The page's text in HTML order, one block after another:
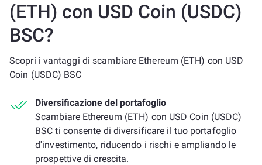
(ETH) con USD Coin (USDC)
BSC?
Scopri i vantaggi di scambiare Ethereum (ETH) con USD
Coin (USDC) BSC
Diversificazione del portafoglio
Scambiare Ethereum (ETH) con USD Coin (USDC)
BSC ti consente di diversificare il tuo portafoglio
d'investimento, riducendo i rischi e ampliando le
prospettive di crescita.